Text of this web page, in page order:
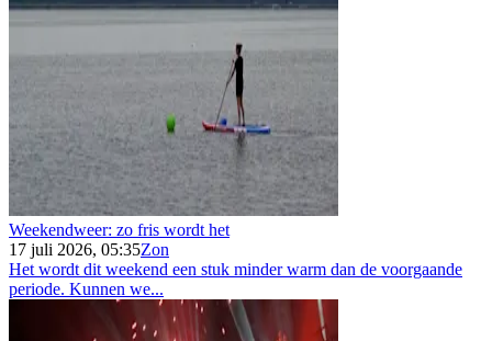
Weekendweer: zo fris wordt het
17 juli 2026, 05:35Zon
Het wordt dit weekend een stuk minder warm dan de voorgaande
periode. Kunnen we...